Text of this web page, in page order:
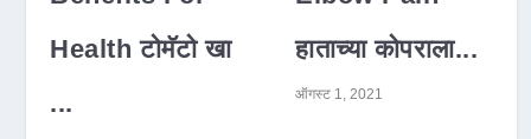
Health टोमॅटो खा
...
हाताच्या कोपराला...
ऑगस्ट 1, 2021